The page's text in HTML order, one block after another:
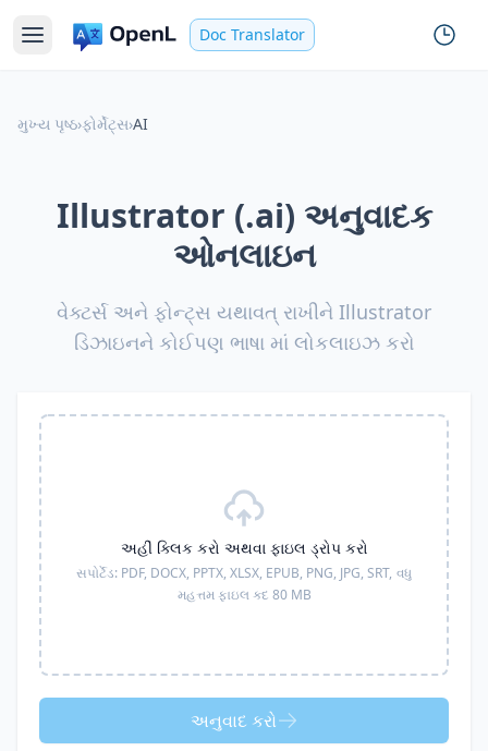
Doc Translator
મુખ્ય પૃષ્ઠ›ફોર્મેટ્સ›AI
Illustrator (.ai) અનુવાદક
ઓનલાઇન
વેક્ટર્સ અને ફોન્ટ્સ યથાવત્ રાખીને Illustrator
ડિઝાઇનને કોઈપણ ભાષા માં લોકલાઇઝ કરો
અહીં ક્લિક કરો અથવા ફાઇલ ડ્રોપ કરો
સપોર્ટેડ: PDF, DOCX, PPTX, XLSX, EPUB, PNG, JPG, SRT, વધુ
મહત્તમ ફાઇલ કદ 80 MB
અનુવાદ કરો